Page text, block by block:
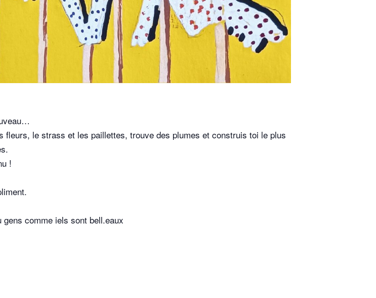
le strass et les paillettes, trouve des plumes et construis toi le plus
!
comme iels sont bell.eaux